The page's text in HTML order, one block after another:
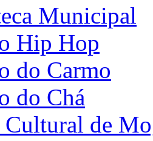
Municipal
Hip Hop
do Carmo
do Chá
de